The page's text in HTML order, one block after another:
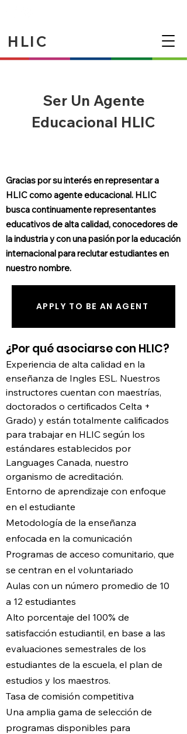
HLIC
Ser Un Agente
Educacional HLIC
Gracias por su interés en representar a
HLIC como agente educacional. HLIC
busca continuamente representantes
educativos de alta calidad, conocedores de
la industria y con una pasión por la educación
internacional para reclutar estudiantes en
nuestro nombre.
APPLY TO BE AN AGENT
​​¿Por qué asociarse con HLIC?
Experiencia de alta calidad en la
enseñanza de Ingles ESL. Nuestros
instructores cuentan con maestrías,
doctorados o certificados Celta +
Grado) y están totalmente calificados
para trabajar en HLIC según los
estándares establecidos por
Languages Canada, nuestro
organismo de acreditación.
Entorno de aprendizaje con enfoque
en el estudiante
Metodología de la enseñanza
enfocada en la comunicación
Programas de acceso comunitario, que
se centran en el voluntariado
Aulas con un número promedio de 10
a 12 estudiantes
Alto porcentaje del 100% de
satisfacción estudiantil, en base a las
evaluaciones semestrales de los
estudiantes de la escuela, el plan de
estudios y los maestros.
Tasa de comisión competitiva
Una amplia gama de selección de
programas disponibles para